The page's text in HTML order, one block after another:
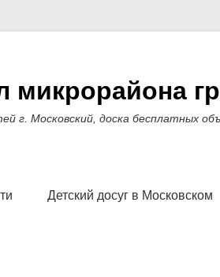
микрорайона
г. Московский, доска бесплатных
к содержимому
Детский досуг в Московском